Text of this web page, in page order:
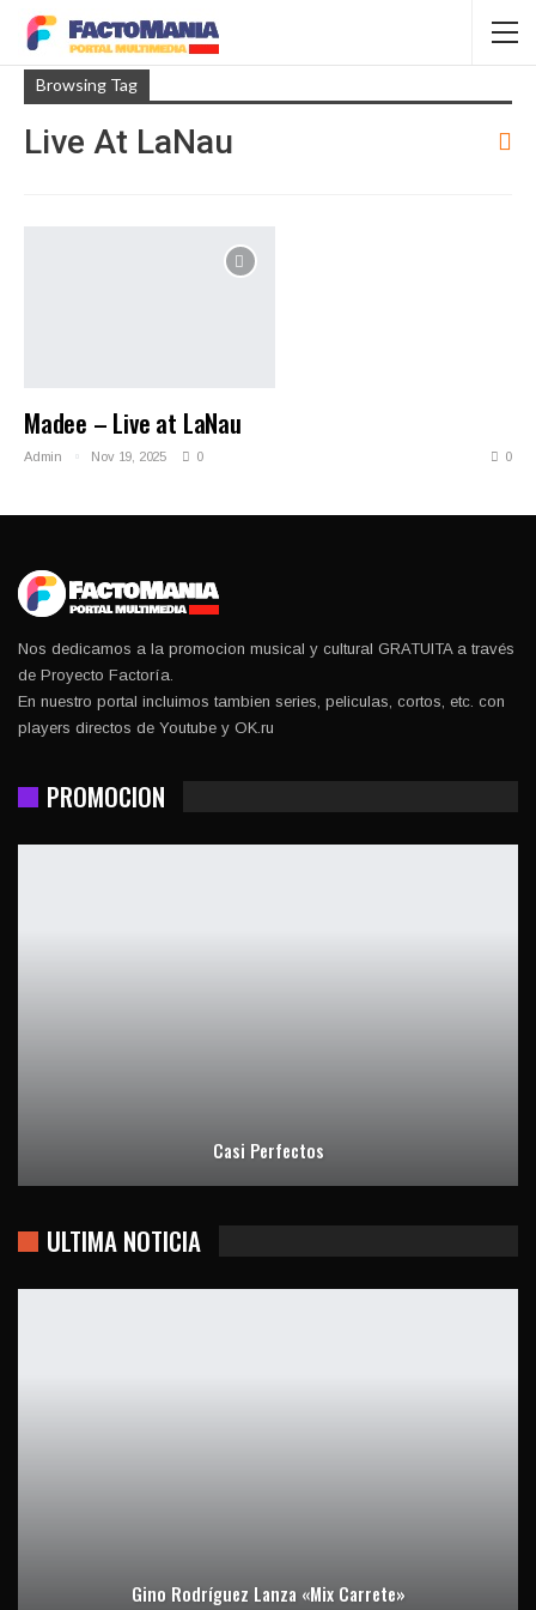
Browsing Tag
Live At LaNau
Madee – Live at LaNau
Admin Nov 19, 2025 0 0
Nos dedicamos a la promocion musical y cultural GRATUITA a través
de Proyecto Factoría.
En nuestro portal incluimos tambien series, peliculas, cortos, etc. con
players directos de Youtube y OK.ru
PROMOCION
Casi Perfectos
ULTIMA NOTICIA
Gino Rodríguez Lanza «Mix Carrete»